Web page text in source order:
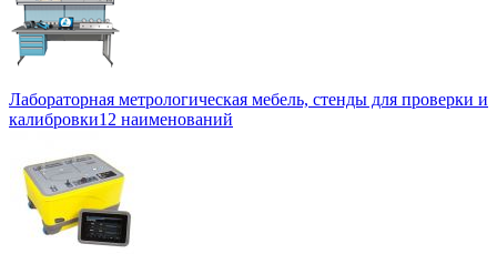
Лабораторная метрологическая мебель, стенды для проверки и
калибровки12 наименований